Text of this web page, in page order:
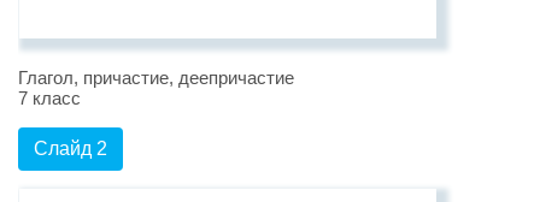
Глагол, причастие, деепричастие
7 класс
Слайд 2